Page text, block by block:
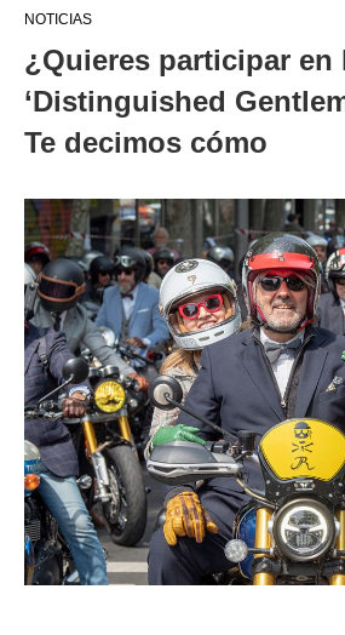
NOTICIAS
¿Quieres participar en
‘Distinguished
Te decimos cómo